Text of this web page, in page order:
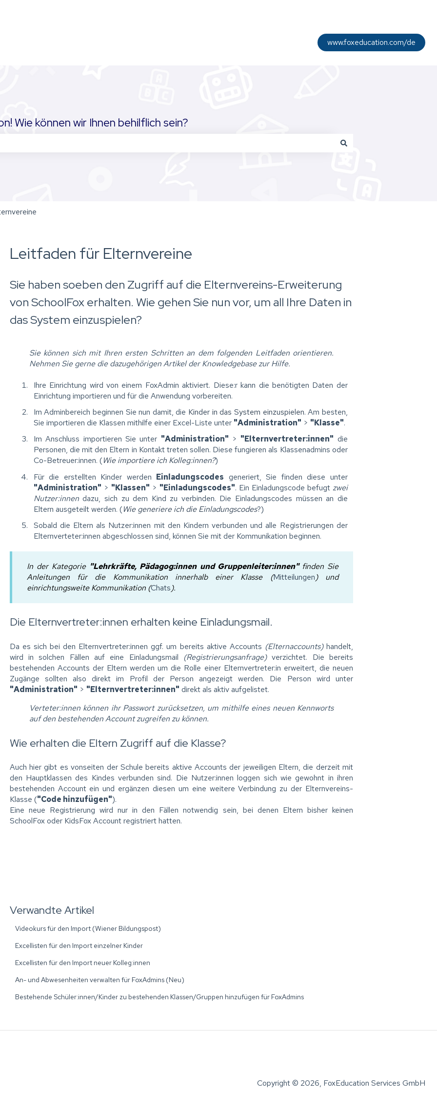
www.foxeducation.com/de
Wie können wir Ihnen behilflich sein?
Leitfaden für Elternvereine
Sie haben soeben den Zugriff auf die Elternvereins-Erweiterung
von SchoolFox erhalten. Wie gehen Sie nun vor, um all Ihre Daten in
das System einzuspielen?
Sie können sich mit Ihren ersten Schritten an dem folgenden Leitfaden orientieren.
Nehmen Sie gerne die dazugehörigen Artikel der Knowledgebase zur Hilfe.
Ihre Einrichtung wird von einem FoxAdmin aktiviert. Diese:r kann die benötigten Daten der
Einrichtung importieren und für die Anwendung vorbereiten.
Im Adminbereich beginnen Sie nun damit, die Kinder in das System einzuspielen. Am besten,
Sie importieren die Klassen mithilfe einer Excel-Liste unter "Administration" > "Klasse".
Im Anschluss importieren Sie unter "Administration" > "Elternvertreter:innen" die
Personen, die mit den Eltern in Kontakt treten sollen. Diese fungieren als Klassenadmins oder
Co-Betreuer:innen. (Wie importiere ich Kolleg:innen?)
Für die erstellten Kinder werden Einladungscodes generiert, Sie finden diese unter
"Administration" > "Klassen" > "Einladungscodes". Ein Einladungscode befugt zwei
Nutzer:innendazu, sich zu dem Kind zu verbinden. Die Einladungscodes müssen an die
Eltern ausgeteilt werden. (Wie generiere ich die Einladungscodes?)
Sobald die Eltern als Nutzer:innen mit den Kindern verbunden und alle Registrierungen der
Elternverteter:innen abgeschlossen sind, können Sie mit der Kommunikation beginnen.
In der Kategorie "Lehrkräfte, Pädagog:innen und Gruppenleiter:innen" finden Sie
Anleitungen für die Kommunikation innerhalb einer Klasse (Mitteilungen) und
einrichtungsweite Kommunikation (Chats).
Die Elternvertreter:innen erhalten keine Einladungsmail.
Da es sich bei den Elternvertreter:innen ggf. um bereits aktive Accounts (Elternaccounts)handelt,
wird in solchen Fällen auf eine Einladungsmail (Registrierungsanfrage)verzichtet. Die bereits
bestehenden Accounts der Eltern werden um die Rolle einer Elternvertreter:in erweitert, die neuen
Zugänge sollten also direkt im Profil der Person angezeigt werden. Die Person wird unter
"Administration" > "Elternvertreter:innen" direkt als aktiv aufgelistet.
Verteter:innen können ihr Passwort zurücksetzen, um mithilfe eines neuen Kennworts
auf den bestehenden Account zugreifen zu können.
Wie erhalten die Eltern Zugriff auf die Klasse?
Auch hier gibt es vonseiten der Schule bereits aktive Accounts der jeweiligen Eltern, die derzeit mit
den Hauptklassen des Kindes verbunden sind. Die Nutzer:innen loggen sich wie gewohnt in ihren
bestehenden Account ein und ergänzen diesen um eine weitere Verbindung zu der Elternvereins-
Klasse ("Code hinzufügen").
Eine neue Registrierung wird nur in den Fällen notwendig sein, bei denen Eltern bisher keinen
SchoolFox oder KidsFox Account registriert hatten.
Verwandte Artikel
Videokurs für den Import (Wiener Bildungspost)
Excellisten für den Import einzelner Kinder
Excellisten für den Import neuer Kolleg:innen
An- und Abwesenheiten verwalten für FoxAdmins (Neu)
Bestehende Schüler:innen/Kinder zu bestehenden Klassen/Gruppen hinzufügen für FoxAdmins
Copyright © 2026, FoxEducation Services GmbH